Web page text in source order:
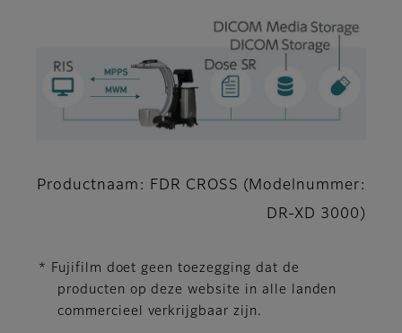
Productnaam: FDR CROSS (Modelnummer:
DR-XD 3000)
* Fujifilm doet geen toezegging dat de
producten op deze website in alle landen
commercieel verkrijgbaar zijn.